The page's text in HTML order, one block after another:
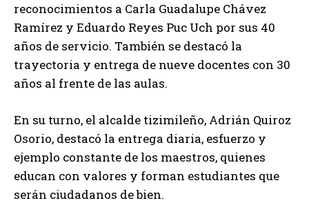
reconocimientos a Carla Guadalupe Chávez
Ramírez y Eduardo Reyes Puc Uch por sus 40
años de servicio. También se destacó la
trayectoria y entrega de nueve docentes con 30
años al frente de las aulas.
En su turno, el alcalde tizimileño, Adrián Quiroz
Osorio, destacó la entrega diaria, esfuerzo y
ejemplo constante de los maestros, quienes
educan con valores y forman estudiantes que
serán ciudadanos de bien.